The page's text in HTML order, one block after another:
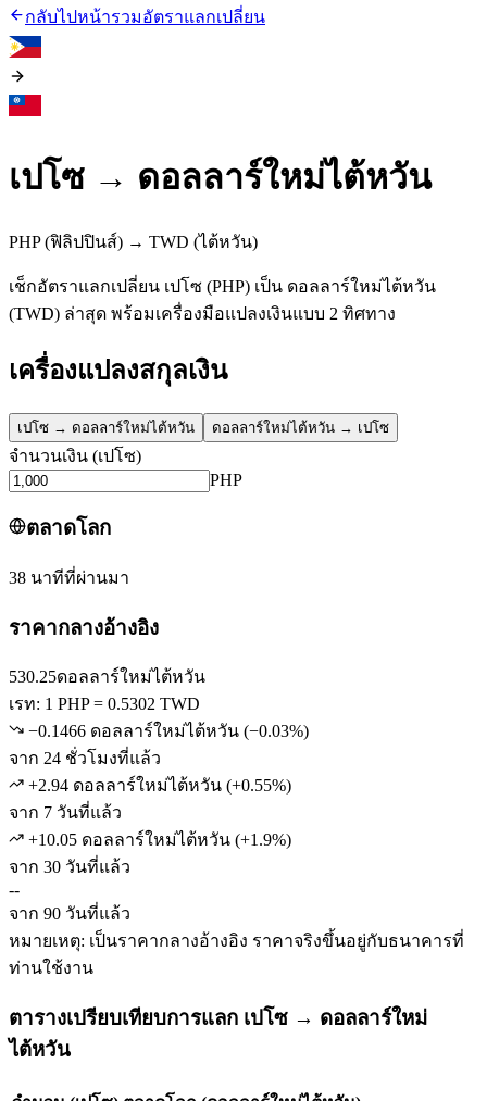
กลับไปหน้ารวมอัตราแลกเปลี่ยน
เปโซ → ดอลลาร์ใหม่ไต้หวัน
PHP(ฟิลิปปินส์) → TWD (ไต้หวัน)
เช็กอัตราแลกเปลี่ยน เปโซ (PHP) เป็น ดอลลาร์ใหม่ไต้หวัน
(TWD) ล่าสุด พร้อมเครื่องมือแปลงเงินแบบ 2 ทิศทาง
เครื่องแปลงสกุลเงิน
เปโซ → ดอลลาร์ใหม่ไต้หวัน ดอลลาร์ใหม่ไต้หวัน → เปโซ
จำนวนเงิน (เปโซ)
PHP
ตลาดโลก
38 นาทีที่ผ่านมา
ราคากลางอ้างอิง
530.25ดอลลาร์ใหม่ไต้หวัน
เรท: 1 PHP = 0.5302 TWD
−0.1466 ดอลลาร์ใหม่ไต้หวัน (−0.03%)
จาก 24 ชั่วโมงที่แล้ว
+2.94 ดอลลาร์ใหม่ไต้หวัน (+0.55%)
จาก 7 วันที่แล้ว
+10.05 ดอลลาร์ใหม่ไต้หวัน (+1.9%)
จาก 30 วันที่แล้ว
--
จาก 90 วันที่แล้ว
หมายเหตุ: เป็นราคากลางอ้างอิง ราคาจริงขึ้นอยู่กับธนาคารที่
ท่านใช้งาน
ตารางเปรียบเทียบการแลก เปโซ → ดอลลาร์ใหม่
ไต้หวัน